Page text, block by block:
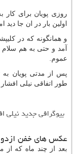
روزی پویان برای
اولین بار در ان جا دید
و همانگونه که در
عموم.
پس از مدتی پویان به
طور اتفاقی نیلی
بیوگرافی جدید نیلی
عکس های خفن